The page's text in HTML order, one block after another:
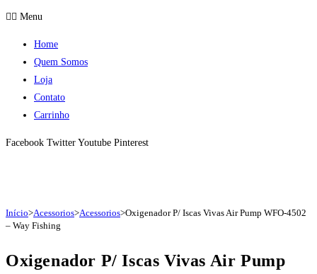
Menu
Home
Quem Somos
Loja
Contato
Carrinho
Facebook Twitter Youtube Pinterest
Início>Acessorios>Acessorios>Oxigenador P/ Iscas Vivas Air Pump WFO-4502
– Way Fishing
Oxigenador P/ Iscas Vivas Air Pump